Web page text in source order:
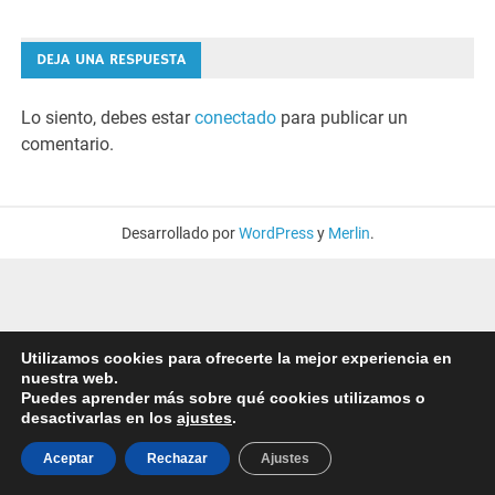
DEJA UNA RESPUESTA
Lo siento, debes estarconectado para publicar un
comentario.
Desarrollado porWordPressy Merlin.
Utilizamos cookies para ofrecerte la mejor experiencia en
nuestra web.
Puedes aprender más sobre qué cookies utilizamos o
desactivarlas en los ajustes.
Aceptar Rechazar Ajustes